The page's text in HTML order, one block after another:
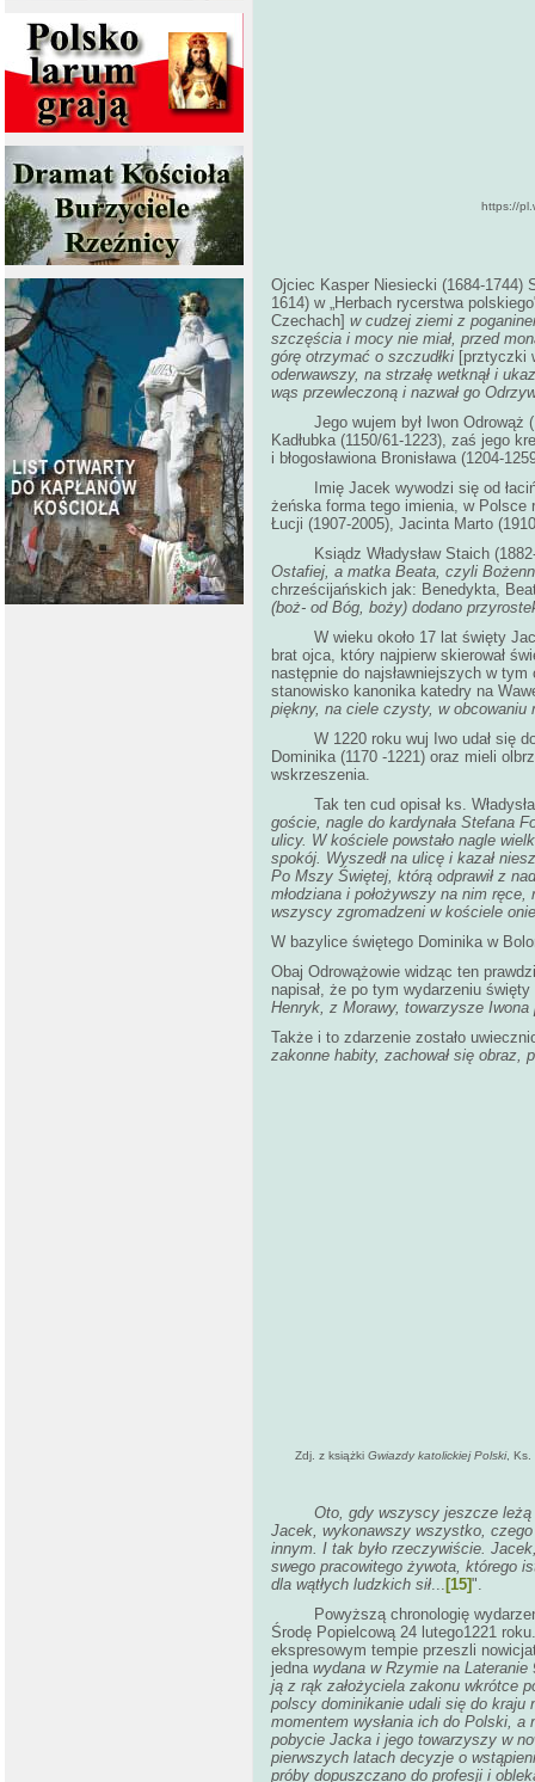
https://
Ojciec Kasper Niesiecki (1684-1744)
1614) w „Herbach rycerstwa
Czechach] w cudzej ziemi z
szczęścia i mocy nie miał, przed
górę otrzymać o szczudłki [prztyczki
oderwawszy, na strzałę wetknął i
wąs przewleczoną i nazwał go
Jego wujem był Iwon Odrowąż
Kadłubka (1150/61-1223), zaś jego
i błogosławiona Bronisława (1204-
Imię Jacek wywodzi się od
żeńska forma tego imienia, w Polsce
Łucji (1907-2005), Jacinta Marto
Ksiądz Władysław Staich (1882-
Ostafiej, a matka Beata, czyli
chrześcijańskich jak: Benedykta,
(boż- od Bóg, boży) dodano
W wieku około 17 lat święty Jacek
brat ojca, który najpierw skierował
następnie do najsławniejszych w
stanowisko kanonika katedry na
piękny, na ciele czysty, w
W 1220 roku wuj Iwo udał się do
Dominika (1170 -1221) oraz mieli
wskrzeszenia.
Tak ten cud opisał ks.
goście, nagle do kardynała Stefana
ulicy. W kościele powstało nagle
spokój. Wyszedł na ulicę i kazał
Po Mszy Świętej, którą odprawił z
młodziana i położywszy na nim
wszyscy zgromadzeni w kościele
W bazylice świętego Dominika w
Obaj Odrowążowie widząc ten
napisał, że po tym wydarzeniu święty
Henryk, z Morawy, towarzysze Iwona
Także i to zdarzenie zostało
zakonne habity, zachował się obraz,
Zdj. z książki Gwiazdy katolickiej Polski, Ks.
Oto, gdy wszyscy jeszcze leżą
Jacek, wykonawszy wszystko,
innym. I tak było rzeczywiście.
swego pracowitego żywota, którego
dla wątłych ludzkich sił... [15]".
Powyższą chronologię wydarzeń w
Środę Popielcową 24 lutego1221
ekspresowym tempie przeszli
jednawydana w Rzymie na Lateranie
ją z rąk założyciela zakonu wkrótce
polscy dominikanie udali się do kraju
momentem wysłania ich do Polski,
pobycie Jacka i jego towarzyszy w
pierwszych latach decyzje o
próby dopuszczano do profesji i